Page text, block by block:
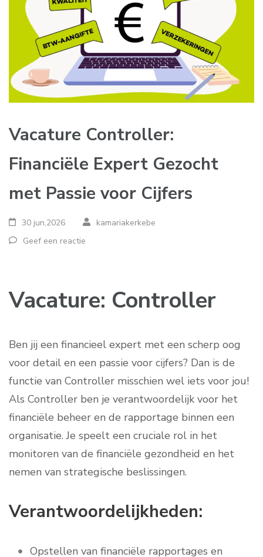
Vacature Controller:
Financiële Expert Gezocht
met Passie voor Cijfers
30 jun,2026
kamariakerkebe
Geef een reactie
Vacature: Controller
Ben jij een financieel expert met een scherp oog
voor detail en een passie voor cijfers? Dan is de
functie van Controller misschien wel iets voor jou!
Als Controller ben je verantwoordelijk voor het
financiële beheer en de rapportage binnen een
organisatie. Je speelt een cruciale rol in het
monitoren van de financiële gezondheid en het
nemen van strategische beslissingen.
Verantwoordelijkheden:
Opstellen van financiële rapportages en